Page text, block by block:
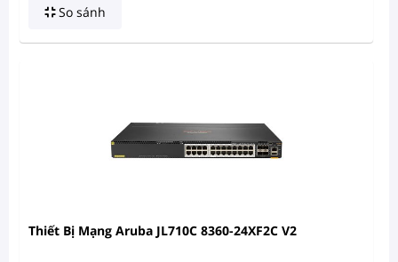
So sánh
Thiết Bị Mạng Aruba JL710C 8360-24XF2C V2